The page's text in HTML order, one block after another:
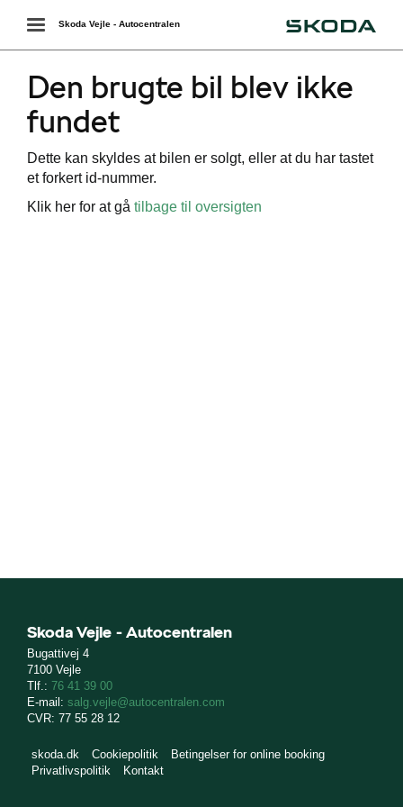
Toggle
navigation
Skoda Vejle - Autocentralen
Den brugte bil blev ikke
fundet
Dette kan skyldes at bilen er solgt, eller at du har tastet
et forkert id-nummer.
Klik her for at gå tilbage til oversigten
Skoda Vejle - Autocentralen
Bugattivej 4
7100 Vejle
Tlf.: 76 41 39 00
E-mail: salg.vejle@autocentralen.com
CVR: 77 55 28 12
skoda.dk Cookiepolitik
Betingelser for online booking
Privatlivspolitik
Kontakt